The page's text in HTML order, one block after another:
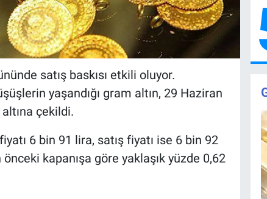
satış baskısı etkili oluyor.
yaşandığı gram altın, 29 Haziran
çekildi.
6 bin 91 lira, satış fiyatı ise 6 bin 92
kapanışa göre yaklaşık yüzde 0,62